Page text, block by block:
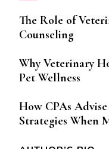
The Role of
Counseling
Why Veterinary
Pet Wellness
How CPAs
Strategies When